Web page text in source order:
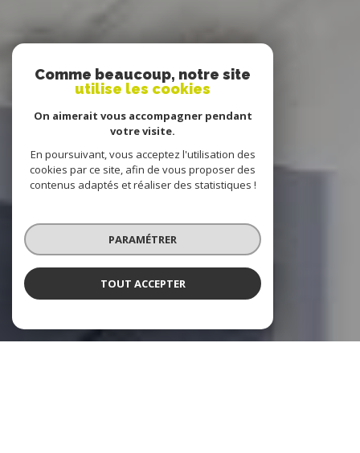
Comme beaucoup, notre site
utilise les cookies
On aimerait vous accompagner pendant
votre visite.
En poursuivant, vous acceptez l'utilisation des
cookies par ce site, afin de vous proposer des
contenus adaptés et réaliser des statistiques !
PARAMÉTRER
TOUT ACCEPTER